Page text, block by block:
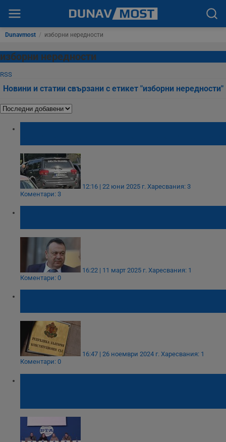
Dunavmost / изборни нередности
изборни нередности
RSS
Новини и статии свързани с етикет "изборни нередности"
12:16 | 22 юни 2025 г. Харесвания: 3
Коментари: 3
16:22 | 11 март 2025 г. Харесвания: 1
Коментари: 0
16:47 | 26 ноември 2024 г. Харесвания: 1
Коментари: 0